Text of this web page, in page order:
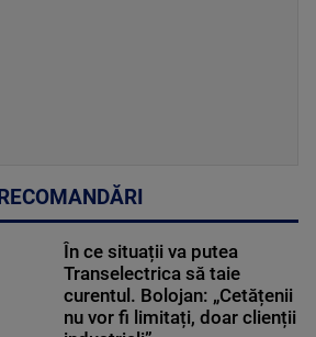
RECOMANDĂRI
În ce situații va putea
Transelectrica să taie
curentul. Bolojan: „Cetățenii
nu vor fi limitați, doar clienții